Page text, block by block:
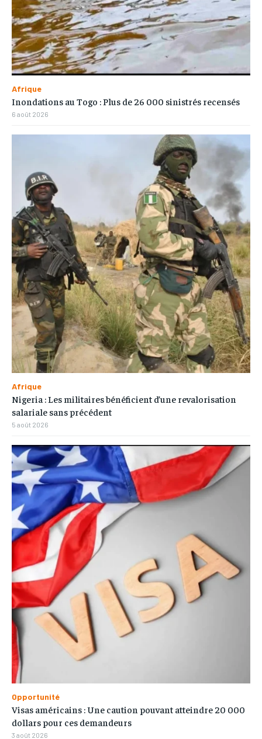
Afrique
Inondations au Togo : Plus de 26 000 sinistrés recensés
6 août 2026
Afrique
Nigeria : Les militaires bénéficient d’une revalorisation
salariale sans précédent
5 août 2026
Opportunité
Visas américains : Une caution pouvant atteindre 20 000
dollars pour ces demandeurs
3 août 2026